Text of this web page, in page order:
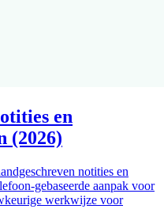
en
(2026)
notities en
gebaseerde aanpak voor
werkwijze voor